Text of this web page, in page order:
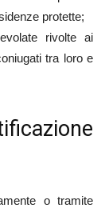
protette;
rivolte ai
tra loro e
o tramite